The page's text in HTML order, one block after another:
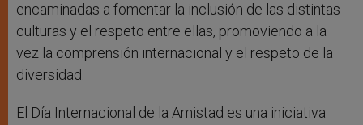
encaminadas a fomentar la inclusión de las distintas
culturas y el respeto entre ellas, promoviendo a la
vez la comprensión internacional y el respeto de la
diversidad.
El Día Internacional de la Amistad es una iniciativa